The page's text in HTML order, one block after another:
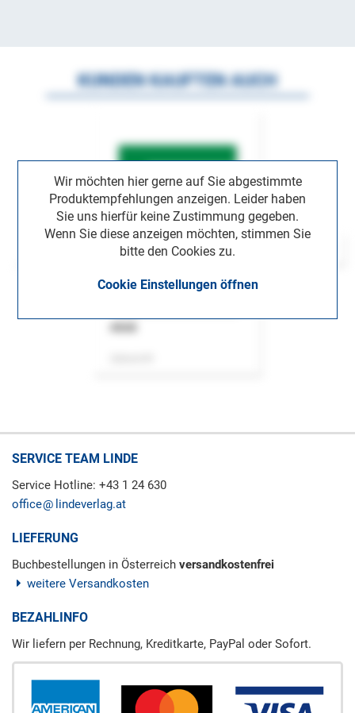
Wir möchten hier gerne auf Sie abgestimmte
Produktempfehlungen anzeigen. Leider haben
Sie uns hierfür keine Zustimmung gegeben.
Wenn Sie diese anzeigen möchten, stimmen Sie
bitte den Cookies zu.
Cookie Einstellungen öffnen
KUNDEN KAUFTEN AUCH
SERVICE TEAM LINDE
Service Hotline: +43 1 24 630
office
lindeverlag.at
LIEFERUNG
Buchbestellungen in Österreich versandkostenfrei
weitere Versandkosten
BEZAHLINFO
Wir liefern per Rechnung, Kreditkarte, PayPal oder Sofort.